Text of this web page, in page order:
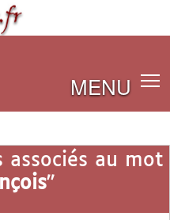
MENU
associés au mot
"